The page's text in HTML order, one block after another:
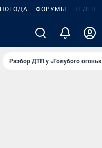
ПОГОДА ФОРУМЫ
Разбор ДТП у «Голубого